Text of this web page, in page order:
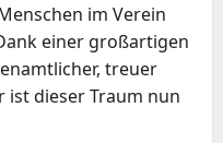
im Verein
einer großartigen
treuer
dieser Traum nun